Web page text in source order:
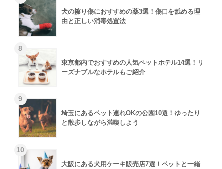
犬の擦り傷におすすめの薬3選！傷口を舐める理
由と正しい消毒処置法
東京都内でおすすめの人気ペットホテル14選！リ
ーズナブルなホテルもご紹介
埼玉にあるペット連れOKの公園10選！ゆったり
と散歩しながら満喫しよう
大阪にある犬用ケーキ販売店7選！ペットと一緒